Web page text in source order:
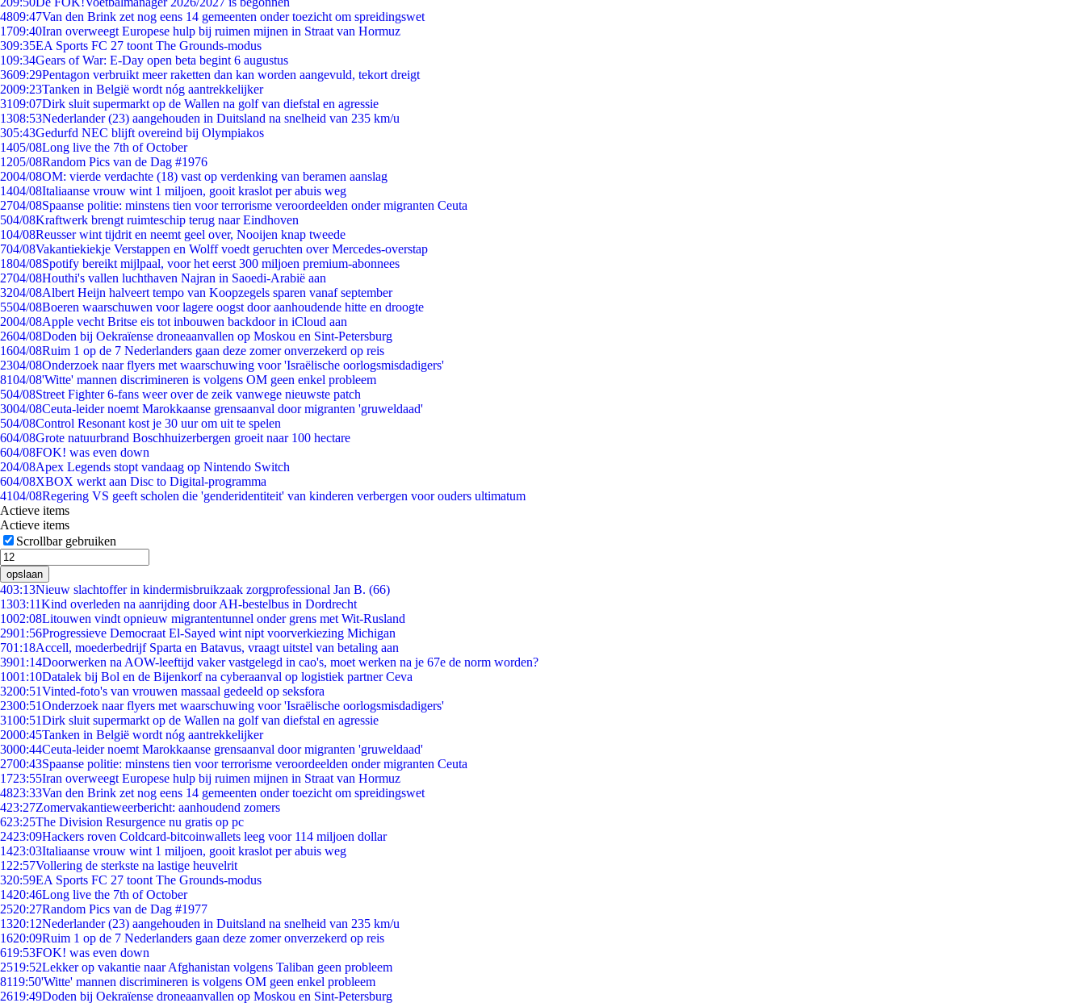
4809:47Van den Brink zet nog eens 14 gemeenten onder toezicht om spreidingswet
1709:40Iran overweegt Europese hulp bij ruimen mijnen in Straat van Hormuz
309:35EA Sports FC 27 toont The Grounds-modus
109:34Gears of War: E-Day open beta begint 6 augustus
3609:29Pentagon verbruikt meer raketten dan kan worden aangevuld, tekort dreigt
2009:23Tanken in België wordt nóg aantrekkelijker
3109:07Dirk sluit supermarkt op de Wallen na golf van diefstal en agressie
1308:53Nederlander (23) aangehouden in Duitsland na snelheid van 235 km/u
305:43Gedurfd NEC blijft overeind bij Olympiakos
1405/08Long live the 7th of October
1205/08Random Pics van de Dag #1976
2004/08OM: vierde verdachte (18) vast op verdenking van beramen aanslag
1404/08Italiaanse vrouw wint 1 miljoen, gooit kraslot per abuis weg
2704/08Spaanse politie: minstens tien voor terrorisme veroordeelden onder migranten Ceuta
504/08Kraftwerk brengt ruimteschip terug naar Eindhoven
104/08Reusser wint tijdrit en neemt geel over, Nooijen knap tweede
704/08Vakantiekiekje Verstappen en Wolff voedt geruchten over Mercedes-overstap
1804/08Spotify bereikt mijlpaal, voor het eerst 300 miljoen premium-abonnees
2704/08Houthi's vallen luchthaven Najran in Saoedi-Arabië aan
3204/08Albert Heijn halveert tempo van Koopzegels sparen vanaf september
5504/08Boeren waarschuwen voor lagere oogst door aanhoudende hitte en droogte
2004/08Apple vecht Britse eis tot inbouwen backdoor in iCloud aan
2604/08Doden bij Oekraïense droneaanvallen op Moskou en Sint-Petersburg
1604/08Ruim 1 op de 7 Nederlanders gaan deze zomer onverzekerd op reis
2304/08Onderzoek naar flyers met waarschuwing voor 'Israëlische oorlogsmisdadigers'
8104/08'Witte' mannen discrimineren is volgens OM geen enkel probleem
504/08Street Fighter 6-fans weer over de zeik vanwege nieuwste patch
3004/08Ceuta-leider noemt Marokkaanse grensaanval door migranten 'gruweldaad'
504/08Control Resonant kost je 30 uur om uit te spelen
604/08Grote natuurbrand Boschhuizerbergen groeit naar 100 hectare
604/08FOK! was even down
204/08Apex Legends stopt vandaag op Nintendo Switch
604/08XBOX werkt aan Disc to Digital-programma
4104/08Regering VS geeft scholen die 'genderidentiteit' van kinderen verbergen voor ouders ultimatum
Actieve items
Actieve items
Scrollbar gebruiken
opslaan
403:13Nieuw slachtoffer in kindermisbruikzaak zorgprofessional Jan B. (66)
1303:11Kind overleden na aanrijding door AH-bestelbus in Dordrecht
1002:08Litouwen vindt opnieuw migrantentunnel onder grens met Wit-Rusland
2901:56Progressieve Democraat El-Sayed wint nipt voorverkiezing Michigan
701:18Accell, moederbedrijf Sparta en Batavus, vraagt uitstel van betaling aan
3901:14Doorwerken na AOW-leeftijd vaker vastgelegd in cao's, moet werken na je 67e de norm worden?
1001:10Datalek bij Bol en de Bijenkorf na cyberaanval op logistiek partner Ceva
3200:51Vinted-foto's van vrouwen massaal gedeeld op seksfora
2300:51Onderzoek naar flyers met waarschuwing voor 'Israëlische oorlogsmisdadigers'
3100:51Dirk sluit supermarkt op de Wallen na golf van diefstal en agressie
2000:45Tanken in België wordt nóg aantrekkelijker
3000:44Ceuta-leider noemt Marokkaanse grensaanval door migranten 'gruweldaad'
2700:43Spaanse politie: minstens tien voor terrorisme veroordeelden onder migranten Ceuta
1723:55Iran overweegt Europese hulp bij ruimen mijnen in Straat van Hormuz
4823:33Van den Brink zet nog eens 14 gemeenten onder toezicht om spreidingswet
423:27Zomervakantieweerbericht: aanhoudend zomers
623:25The Division Resurgence nu gratis op pc
2423:09Hackers roven Coldcard-bitcoinwallets leeg voor 114 miljoen dollar
1423:03Italiaanse vrouw wint 1 miljoen, gooit kraslot per abuis weg
1 22:57Vollering de sterkste na lastige heuvelrit
320:59EA Sports FC 27 toont The Grounds-modus
1420:46Long live the 7th of October
2520:27Random Pics van de Dag #1977
1320:12Nederlander (23) aangehouden in Duitsland na snelheid van 235 km/u
1620:09Ruim 1 op de 7 Nederlanders gaan deze zomer onverzekerd op reis
619:53FOK! was even down
2519:52Lekker op vakantie naar Afghanistan volgens Taliban geen probleem
8119:50'Witte' mannen discrimineren is volgens OM geen enkel probleem
2619:49Doden bij Oekraïense droneaanvallen op Moskou en Sint-Petersburg